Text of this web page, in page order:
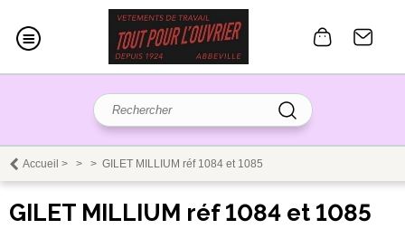
Accueil > > > GILET MILLIUM réf 1084 et 1085
GILET MILLIUM réf 1084 et 1085